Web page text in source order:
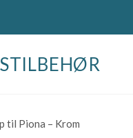
til Piona – Krom